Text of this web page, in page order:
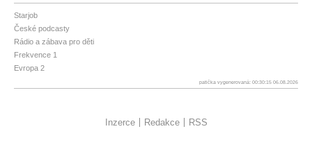
Starjob
České podcasty
Rádio a zábava pro děti
Frekvence 1
Evropa 2
patička vygenerovaná: 00:30:15 06.08.2026
Inzerce Redakce RSS